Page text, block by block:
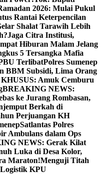
2026: Mulai Pukul
Rantai Keterpencilan
Shalat Tarawih Lebih
Jaga Citra Institusi,
Hiburan Malam Jelang
5 Tersangka Mafia
TerlibatPolres Sumenep
BBM Subsidi, Lima Orang
Amuk Cemburu
BREAKING NEWS:
ke Jurang Rombasan,
Berkah di
Perjuangan KH
Satlantas Polres
Ambulans dalam Ops
NEWS: Gerak Kilat
Luka di Desa Kolor,
Maraton!Menguji Titah
KPU